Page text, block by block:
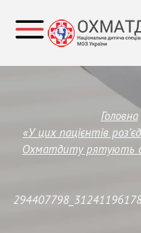
Головна
«У цих пацієнтів
Охматдиту рятують